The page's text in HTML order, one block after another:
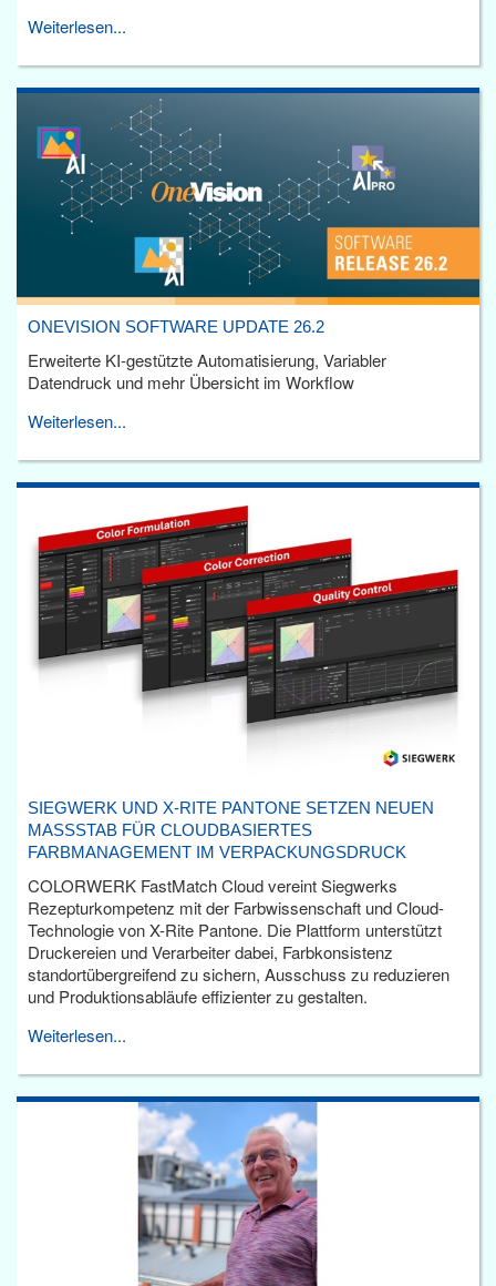
Weiterlesen...
ONEVISION SOFTWARE UPDATE 26.2
Erweiterte KI-gestützte Automatisierung, Variabler
Datendruck und mehr Übersicht im Workflow
Weiterlesen...
SIEGWERK UND X-RITE PANTONE SETZEN NEUEN
MASSSTAB FÜR CLOUDBASIERTES F
ARBMANAGEMENT IM VERPACKUNGSDRUCK
COLORWERK FastMatch Cloud vereint Siegwerks
Rezepturkompetenz mit der Farbwissenschaft und Cloud-
Technologie von X-Rite Pantone. Die Plattform unterstützt
Druckereien und Verarbeiter dabei, Farbkonsistenz
standortübergreifend zu sichern, Ausschuss zu reduzieren
und Produktionsabläufe effizienter zu gestalten.
Weiterlesen...